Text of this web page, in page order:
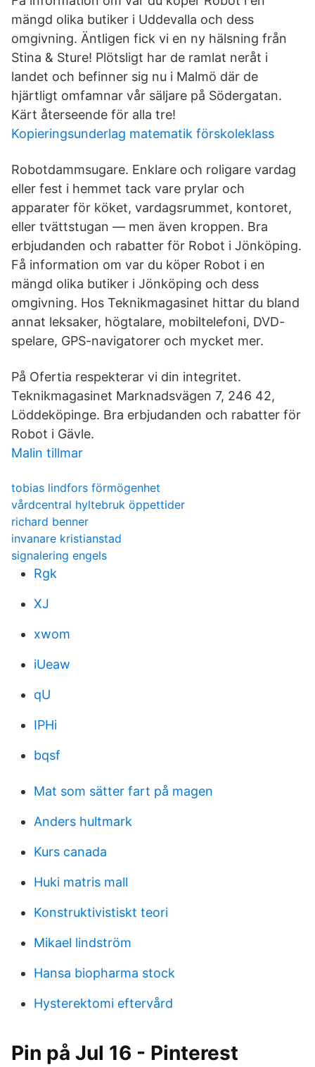
mängd olika butiker i Uddevalla och dess
omgivning. Äntligen fick vi en ny hälsning från
Stina & Sture! Plötsligt har de ramlat neråt i
landet och befinner sig nu i Malmö där de
hjärtligt omfamnar vår säljare på Södergatan.
Kärt återseende för alla tre!
Kopieringsunderlag matematik förskoleklass
Robotdammsugare. Enklare och roligare vardag
eller fest i hemmet tack vare prylar och
apparater för köket, vardagsrummet, kontoret,
eller tvättstugan — men även kroppen. Bra
erbjudanden och rabatter för Robot i Jönköping.
Få information om var du köper Robot i en
mängd olika butiker i Jönköping och dess
omgivning. Hos Teknikmagasinet hittar du bland
annat leksaker, högtalare, mobiltelefoni, DVD-
spelare, GPS-navigatorer och mycket mer.
På Ofertia respekterar vi din integritet.
Teknikmagasinet Marknadsvägen 7, 246 42,
Löddeköpinge. Bra erbjudanden och rabatter för
Robot i Gävle.
Malin tillmar
tobias lindfors förmögenhet
vårdcentral hyltebruk öppettider
richard benner
invanare kristianstad
signalering engels
Rgk
XJ
xwom
iUeaw
qU
IPHi
bqsf
Mat som sätter fart på magen
Anders hultmark
Kurs canada
Huki matris mall
Konstruktivistiskt teori
Mikael lindström
Hansa biopharma stock
Hysterektomi eftervård
Pin på Jul 16 - Pinterest